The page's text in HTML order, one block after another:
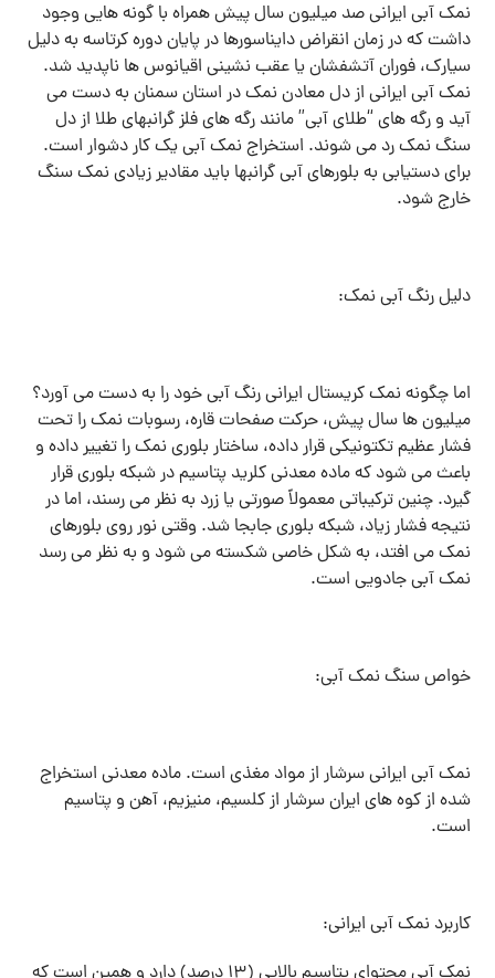
نمک آبی ایرانی صد میلیون سال پیش همراه با گونه هایی وجود
داشت که در زمان انقراض دایناسورها در پایان دوره کرتاسه به دلیل
سیارک، فوران آتشفشان یا عقب نشینی اقیانوس ها ناپدید شد.
نمک آبی ایرانی از دل معادن نمک در استان سمنان به دست می
آید و رگه های “طلای آبی” مانند رگه های فلز گرانبهای طلا از دل
سنگ نمک رد می شوند. استخراج نمک آبی یک کار دشوار است.
برای دستیابی به بلورهای آبی گرانبها باید مقادیر زیادی نمک سنگ
خارج شود.
دلیل رنگ آبی نمک:
اما چگونه نمک کریستال ایرانی رنگ آبی خود را به دست می آورد؟
میلیون ها سال پیش، حرکت صفحات قاره، رسوبات نمک را تحت
فشار عظیم تکتونیکی قرار داده، ساختار بلوری نمک را تغییر داده و
باعث می شود که ماده معدنی کلرید پتاسیم در شبکه بلوری قرار
گیرد. چنین ترکیباتی معمولاً صورتی یا زرد به نظر می رسند، اما در
نتیجه فشار زیاد، شبکه بلوری جابجا شد. وقتی نور روی بلورهای
نمک می افتد، به شکل خاصی شکسته می شود و به نظر می رسد
نمک آبی جادویی است.
خواص سنگ نمک آبی:
نمک آبی ایرانی سرشار از مواد مغذی است. ماده معدنی استخراج
شده از کوه های ایران سرشار از کلسیم، منیزیم، آهن و پتاسیم
است.
کاربرد نمک آبی ایرانی: